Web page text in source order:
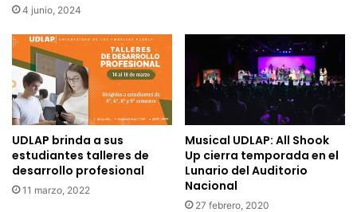
4 junio, 2024
UDLAP brinda a sus
estudiantes talleres de
desarrollo profesional
11 marzo, 2022
Musical UDLAP: All Shook
Up cierra temporada en el
Lunario del Auditorio
Nacional
27 febrero, 2020